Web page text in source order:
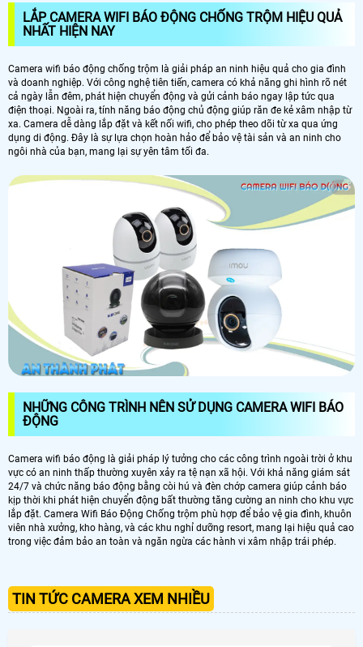
LẮP CAMERA WIFI BÁO ĐỘNG CHỐNG TRỘM HIỆU QUẢ
NHẤT HIỆN NAY
Camera wifi báo động chống trộm là giải pháp an ninh hiệu quả cho gia đình
và doanh nghiệp. Với công nghệ tiên tiến, camera có khả năng ghi hình rõ nét
cả ngày lẫn đêm, phát hiện chuyển động và gửi cảnh báo ngay lập tức qua
điện thoại. Ngoài ra, tính năng báo động chủ động giúp răn đe kẻ xâm nhập từ
xa. Camera dễ dàng lắp đặt và kết nối wifi, cho phép theo dõi từ xa qua ứng
dụng di động. Đây là sự lựa chọn hoàn hảo để bảo vệ tài sản và an ninh cho
ngôi nhà của bạn, mang lại sự yên tâm tối đa.
NHỮNG CÔNG TRÌNH NÊN SỬ DỤNG CAMERA WIFI BÁO
ĐỘNG
Camera wifi báo động là giải pháp lý tưởng cho các công trình ngoài trời ở khu
vực có an ninh thấp thường xuyên xảy ra tệ nạn xã hội. Với khả năng giám sát
24/7 và chức năng báo động bằng còi hú và đèn chớp camera giúp cảnh báo
kịp thời khi phát hiện chuyển động bất thường tăng cường an ninh cho khu vực
lắp đặt. Camera Wifi Báo Động Chống trộm phù hợp để bảo vệ gia đình, khuôn
viên nhà xưởng, kho hàng, và các khu nghỉ dưỡng resort, mang lại hiệu quả cao
trong việc đảm bảo an toàn và ngăn ngừa các hành vi xâm nhập trái phép.
TIN TỨC CAMERA XEM NHIỀU